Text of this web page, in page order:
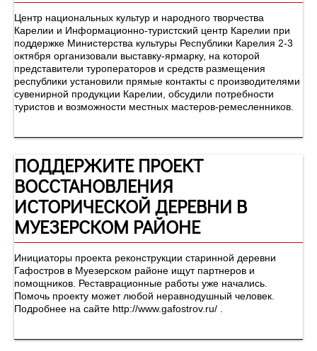
Центр национальных культур и народного творчества
Карелии и Информационно-туристский центр Карелии при
поддержке Министерства культуры Республики Карелия 2-3
октября организовали выставку-ярмарку, на которой
представители туроператоров и средств размещения
республики установили прямые контакты с производителями
сувенирной продукции Карелии, обсудили потребности
туристов и возможности местных мастеров-ремесленников.
ПОДДЕРЖИТЕ ПРОЕКТ
ВОССТАНОВЛЕНИЯ
ИСТОРИЧЕСКОЙ ДЕРЕВНИ В
МУЕЗЕРСКОМ РАЙОНЕ
Инициаторы проекта реконструкции старинной деревни
Гафостров в Муезерском районе ищут партнеров и
помощников. Реставрационные работы уже начались.
Помочь проекту может любой неравнодушный человек.
Подробнее на сайте http://www.gafostrov.ru/ .